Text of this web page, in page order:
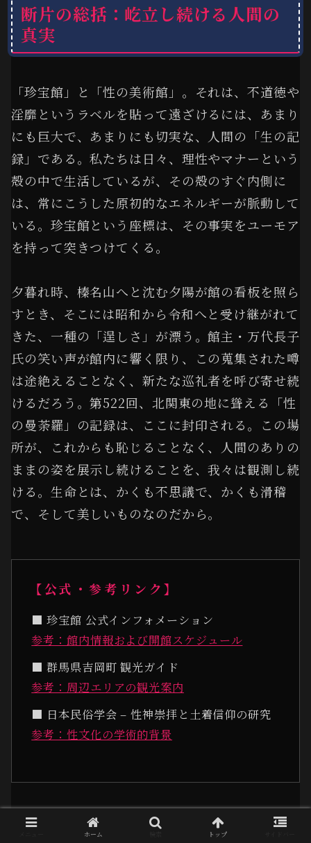
断片の総括：屹立し続ける人間の
真実
「珍宝館」と「性の美術館」。それは、不道徳や
淫靡というラベルを貼って遠ざけるには、あまり
にも巨大で、あまりにも切実な、人間の「生の記
録」である。私たちは日々、理性やマナーという
殻の中で生活しているが、その殻のすぐ内側に
は、常にこうした原初的なエネルギーが脈動して
いる。珍宝館という座標は、その事実をユーモア
を持って突きつけてくる。
夕暮れ時、榛名山へと沈む夕陽が館の看板を照ら
すとき、そこには昭和から令和へと受け継がれて
きた、一種の「逞しさ」が漂う。館主・万代長子
氏の笑い声が館内に響く限り、この蒐集された噂
は途絶えることなく、新たな巡礼者を呼び寄せ続
けるだろう。第522回、北関東の地に聳える「性
の曼荼羅」の記録は、ここに封印される。この場
所が、これからも恥じることなく、人間のありの
ままの姿を展示し続けることを、我々は観測し続
ける。生命とは、かくも不思議で、かくも滑稽
で、そして美しいものなのだから。
【公式・参考リンク】
■ 珍宝館 公式インフォメーション
参考：館内情報および開館スケジュール
■ 群馬県吉岡町 観光ガイド
参考：周辺エリアの観光案内
■ 日本民俗学会 – 性神崇拝と土着信仰の研究
参考：性文化の学術的背景
ホーム トップ